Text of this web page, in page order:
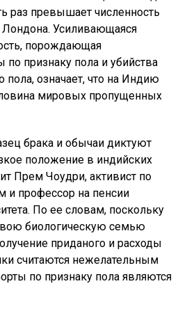
была признана
в 1994 году, но этот закон
Эта практика процветает
достижениям,
большему количеству регионов
в частных клиниках.
обширными полями
находится в 64 км от Дели.
здравоохранения,
незарегистрированной
женщин, подсчитали, что «в
в деревне» выкидыш был
ценой. Любой ценой! » —
я умру, завтра утром мой муж